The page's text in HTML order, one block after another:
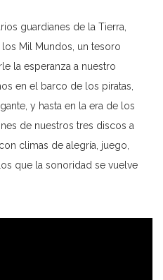
guardianes de la Tierra,
Mil Mundos, un tesoro
la esperanza a nuestro
en el barco de los piratas,
y hasta en la era de los
de nuestros tres discos a
climas de alegría, juego,
que la sonoridad se vuelve